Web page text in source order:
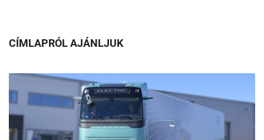
CÍMLAPRÓL AJÁNLJUK